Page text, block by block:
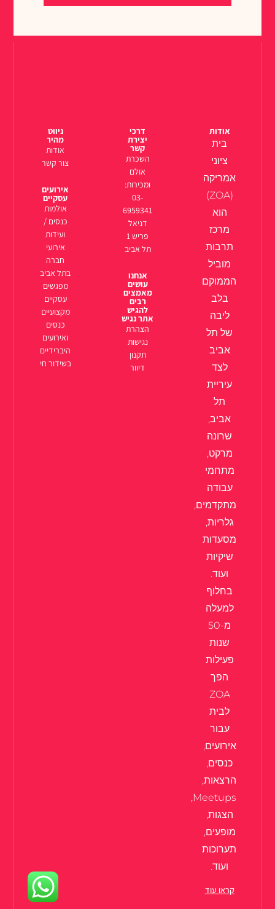
אודות
בית
ציוני
אמריקה
(ZOA)
הוא
מרכז
תרבות
מוביל
הממוקם
בלב
ליבה
של תל
אביב
לצד
עיריית
תל
אביב,
שרונה
מרקט,
מתחמי
עבודה
מתקדמים,
גלריות,
מסעדות
שיקיות
ועוד.
בחלוף
למעלה
מ-50
שנות
פעילות
הפך
ZOA
לבית
עבור
אירועים,
כנסים,
הרצאות,
Meetups,
הצגות,
מופעים,
תערוכות
ועוד.
קראו עוד
דרכי
יצירת
קשר
השכרת
אולם
ומכירות:
03-
6959341
דניאל
פריש 1
תל אביב
אנחנו
עושים
מאמצים
רבים
להגיש
אתר נגיש
הצהרת
נגישות
תקנון
דיוור
ניווט
מהיר
אודות
צור קשר
אירועים
עסקיים
אולמות
כנסים /
ועידות
אירועי
חברה
בתל אביב
מפגשים
עסקיים
מקצועיים
כנסים
ואירועים
היברידיים
בשידור חי